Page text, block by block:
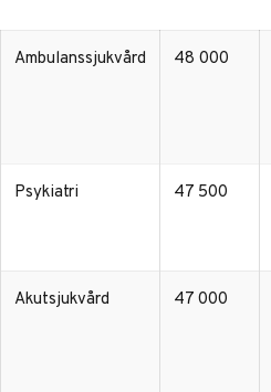
Ambulanssjukvård 48 000
Psykiatri 47 500
Akutsjukvård 47 000